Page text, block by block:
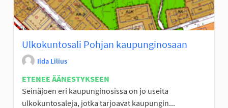
Ulkokuntosali Pohjan kaupunginosaan
Iida Lilius
ETENEE ÄÄNESTYKSEEN
Seinäjoen eri kaupunginosissa on jo useita
ulkokuntosaleja, jotka tarjoavat kaupungin...